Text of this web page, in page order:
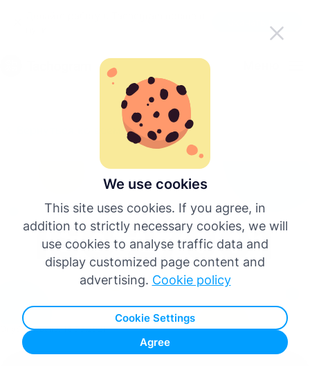
We use cookies
This site uses cookies. If you agree, in
addition to strictly necessary cookies, we will
use cookies to analyse traffic data and
display customized page content and
advertising. Cookie policy
Cookie Settings
Agree
Français
Italiano
Вернуться ко всем статьям
Опубликовано: 18.03.2021